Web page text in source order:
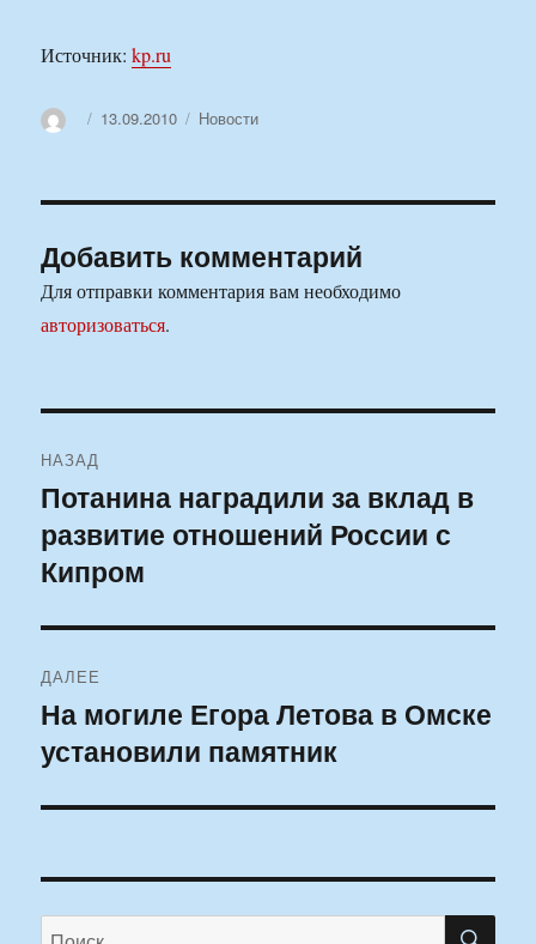
Источник:kp.ru
АвторОпубликовано
13.09.2010 Рубрики
Новости
Добавить комментарий
Для отправки комментария вам необходимо
авторизоваться.
по
записям
НАЗАД
Предыдущая
запись:
Потанина наградили за вклад в
развитие отношений России с
Кипром
ДАЛЕЕ
Следующая
запись:
На могиле Егора Летова в Омске
установили памятник
Искать: